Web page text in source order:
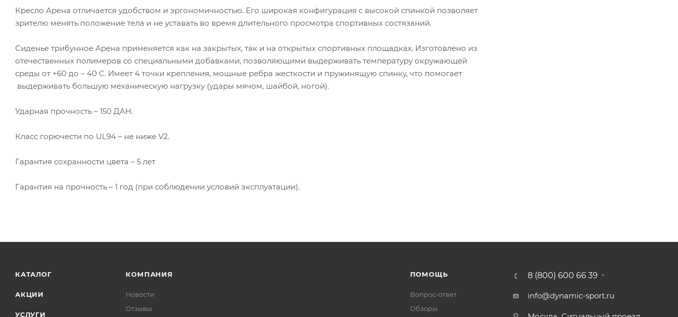
Кресло Арена отличается удобством и эргономичностью. Его широкая конфигурация с высокой спинкой позволяет
зрителю менять положение тела и не уставать во время длительного просмотра спортивных состязаний.
Сиденье трибунное Арена применяется как на закрытых, так и на открытых спортивных площадках. Изготовлено из
отечественных полимеров со специальными добавками, позволяющими выдерживать температуру окружающей
среды от +60 до – 40 С. Имеет 4 точки крепления, мощные ребра жесткости и пружинящую спинку, что помогает
выдерживать большую механическую нагрузку (удары мячом, шайбой, ногой).
Ударная прочность – 150 ДАН.
Класс горючести по UL94 – не ниже V2.
Гарантия сохранности цвета – 5 лет
Гарантия на прочность – 1 год (при соблюдении условий эксплуатации).
КАТАЛОГ
АКЦИИ
УСЛУГИ
КОМПАНИЯ
Новости
Отзывы
ПОМОЩЬ
Вопрос-ответ
Обзоры
8 (800) 600 66 39
info@dynamic-sport.ru